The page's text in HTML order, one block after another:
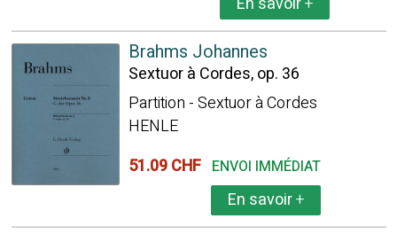
Brahms Johannes
Sextuor à Cordes, op. 36
Partition - Sextuor à Cordes
HENLE
51.09 CHF ENVOI IMMÉDIAT
En savoir+